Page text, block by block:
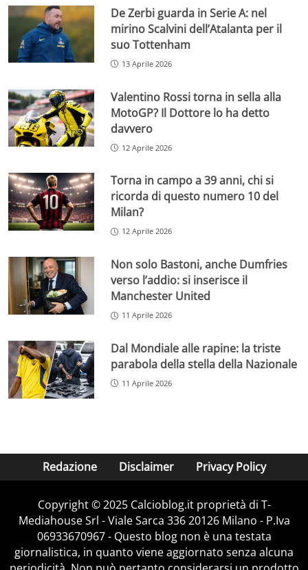
De Zerbi guarda in Serie A: nel
mirino Scalvini dell’Atalanta per il
suo Tottenham
13 Aprile 2026
Valentino Rossi torna in sella alla
MotoGP? Il Dottore lo ha detto
davvero
12 Aprile 2026
Torna in campo a 39 anni, chi si
ricorda di questo numero 10 del
Milan?
12 Aprile 2026
Non solo Bastoni, anche Dumfries
verso l’addio: si inserisce il
Manchester United
11 Aprile 2026
Dal Mondiale alle rapine: la triste
parabola della stella della Nazionale
11 Aprile 2026
Redazione Disclaimer Privacy Policy
Copyright © 2025 Calcioblog.it proprietà di T-
Mediahouse Srl - Viale Sarca 336 20126 Milano - P.Iva
06933670967 - Questo blog non è una testata
giornalistica, in quanto viene aggiornato senza alcuna